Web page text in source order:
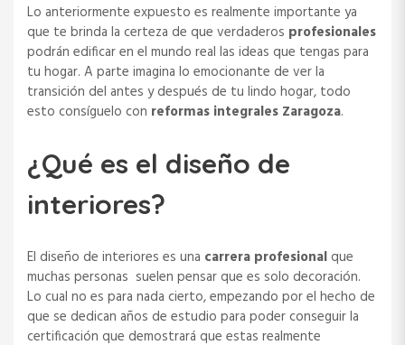
Lo anteriormente expuesto es realmente importante ya
que te brinda la certeza de que verdaderos profesionales
podrán edificar en el mundo real las ideas que tengas para
tu hogar. A parte imagina lo emocionante de ver la
transición del antes y después de tu lindo hogar, todo
esto consíguelo con reformas integrales Zaragoza.
¿Qué es el diseño de
interiores?
El diseño de interiores es una carrera profesional que
muchas personas suelen pensar que es solo decoración.
Lo cual no es para nada cierto, empezando por el hecho de
que se dedican años de estudio para poder conseguir la
certificación que demostrará que estas realmente